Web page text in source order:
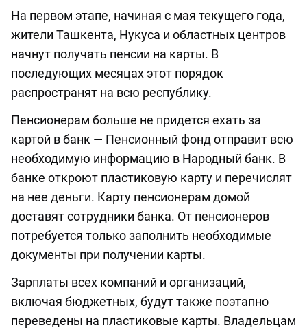
На первом этапе, начиная с мая текущего года,
жители Ташкента, Нукуса и областных центров
начнут получать пенсии на карты. В
последующих месяцах этот порядок
распространят на всю республику.
Пенсионерам больше не придется ехать за
картой в банк — Пенсионный фонд отправит всю
необходимую информацию в Народный банк. В
банке откроют пластиковую карту и перечислят
на нее деньги. Карту пенсионерам домой
доставят сотрудники банка. От пенсионеров
потребуется только заполнить необходимые
документы при получении карты.
Зарплаты всех компаний и организаций,
включая бюджетных, будут также поэтапно
переведены на пластиковые карты. Владельцам